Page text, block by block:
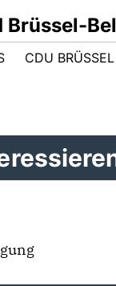
Brüssel-
CDU BRÜSSEL